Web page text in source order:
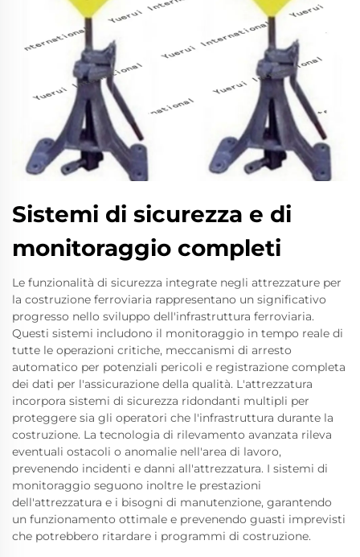
Sistemi di sicurezza e di
monitoraggio completi
Le funzionalità di sicurezza integrate negli attrezzature per
la costruzione ferroviaria rappresentano un significativo
progresso nello sviluppo dell'infrastruttura ferroviaria.
Questi sistemi includono il monitoraggio in tempo reale di
tutte le operazioni critiche, meccanismi di arresto
automatico per potenziali pericoli e registrazione completa
dei dati per l'assicurazione della qualità. L'attrezzatura
incorpora sistemi di sicurezza ridondanti multipli per
proteggere sia gli operatori che l'infrastruttura durante la
costruzione. La tecnologia di rilevamento avanzata rileva
eventuali ostacoli o anomalie nell'area di lavoro,
prevenendo incidenti e danni all'attrezzatura. I sistemi di
monitoraggio seguono inoltre le prestazioni
dell'attrezzatura e i bisogni di manutenzione, garantendo
un funzionamento ottimale e prevenendo guasti imprevisti
che potrebbero ritardare i programmi di costruzione.